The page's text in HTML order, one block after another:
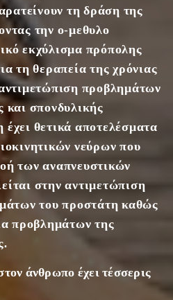
μπροστ
ά στην
είσοδο
της
κυψέλη
ς (προ
της
πόλης)
ώστε
να την
στενέψ
ουν και
εμποδί
σουν
την
τη δράση της
την ο-μεθυλο
εκχύλισμα πρόπολης
τη θεραπεία της χρόνιας
προβλημάτων
και σπονδυλικής
θετικά αποτελέσματα
νεύρων που
των αναπνευστικών
στην αντιμετώπιση
του προστάτη καθώς
προβλημάτων της
άνθρωπο έχει τέσσερις